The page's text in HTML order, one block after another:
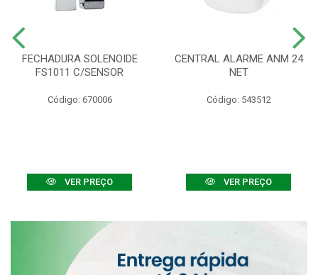
FECHADURA SOLENOIDE
FS1011 C/SENSOR
Código: 670006
VER PREÇO
CENTRAL ALARME ANM 24
NET
Código: 543512
VER PREÇO